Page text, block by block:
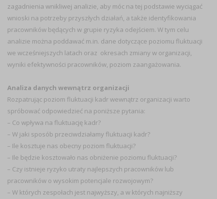
zagadnienia wnikliwej analizie, aby móc na tej podstawie wyciągać
wnioski na potrzeby przyszłych działań, a także identyfikowania
pracowników będących w grupie ryzyka odejściem. W tym celu
analizie można poddawać m.in. dane dotyczące poziomu fluktuacji
we wcześniejszych latach oraz okresach zmiany w organizacji,
wyniki efektywności pracowników, poziom zaangażowania.
Analiza danych wewnątrz organizacji
Rozpatrując poziom fluktuacji kadr wewnątrz organizacji warto
spróbować odpowiedzieć na poniższe pytania:
– Co wpływa na fluktuację kadr?
– W jaki sposób przeciwdziałamy fluktuacji kadr?
– Ile kosztuje nas obecny poziom fluktuacji?
– Ile będzie kosztowało nas obniżenie poziomu fluktuacji?
– Czy istnieje ryzyko utraty najlepszych pracowników lub
pracowników o wysokim potencjale rozwojowym?
– W których zespołach jest najwyższy, a w których najniższy